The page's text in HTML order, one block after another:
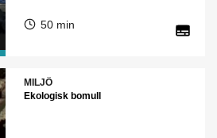
50 min
MILJÖ
Ekologisk bomull